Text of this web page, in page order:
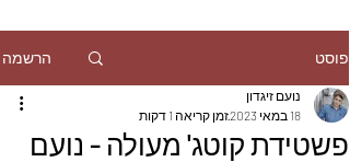
פוסט הרשמה
פשטידת קוטג' מעולה - נועם
נועם זיגדון
18 במאי 2023
זמן קריאה 1 דקות